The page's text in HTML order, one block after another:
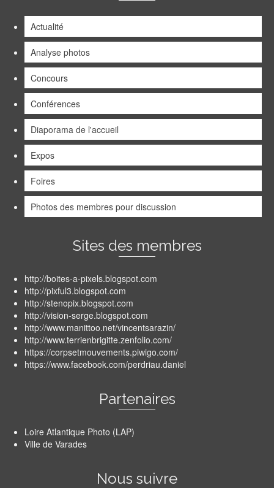
Actualité
Analyse photos
Concours
Conférences
Diaporama de l'accueil
Expos
Foires
Photos des membres pour discussion
Sites des membres
http://boites-a-pixels.blogspot.com
http://pixful3.blogspot.com
http://stenopix.blogspot.com
http://vision-serge.blogspot.com
http://www.manittoo.net/vincentsarazin/
http://www.terrienbrigitte.zenfolio.com/
https://corpsetmouvements.piwigo.com/
https://www.facebook.com/perdriau.daniel
Partenaires
Loire Atlantique Photo (LAP)
Ville de Varades
Nous suivre